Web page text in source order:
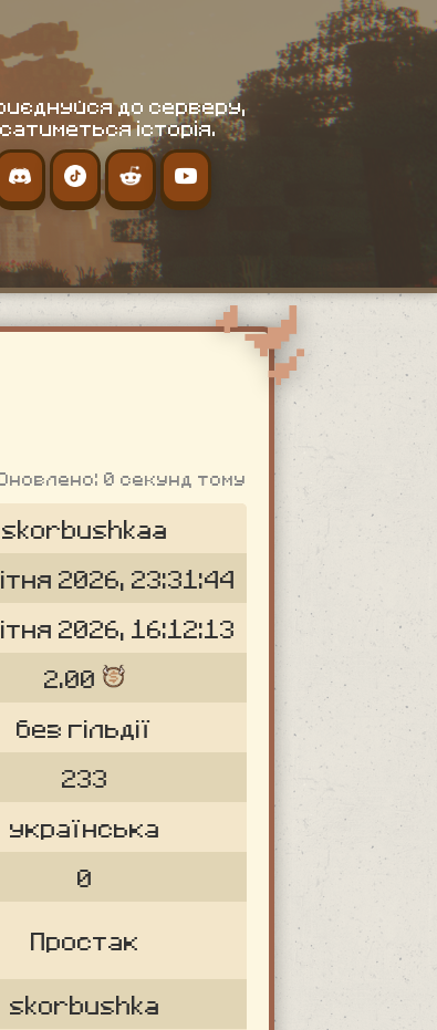
до серверу,
історія.
0 секунд тому
skorbushkaa
2026, 23:31:44
2026, 16:12:13
2.00
без гільдії
233
українська
0
Простак
skorbushka